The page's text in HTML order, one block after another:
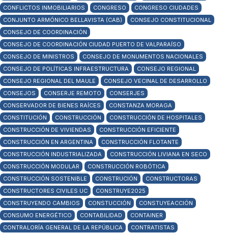
CONFLICTOS INMOBILIARIOS
CONGRESO
CONGRESO CIUDADES
CONJUNTO ARMÓNICO BELLAVISTA (CAB)
CONSEJO CONSTITUCIONAL
CONSEJO DE COORDINACIÓN
CONSEJO DE COORDINACIÓN CIUDAD PUERTO DE VALPARAÍSO
CONSEJO DE MINISTROS
CONSEJO DE MONUMENTOS NACIONALES
CONSEJO DE POLÍTICAS INFRAESTRUCTURA
CONSEJO REGIONAL
CONSEJO REGIONAL DEL MAULE
CONSEJO VECINAL DE DESARROLLO
CONSEJOS
CONSERJE REMOTO
CONSERJES
CONSERVADOR DE BIENES RAÍCES
CONSTANZA MORAGA
CONSTITUCIÓN
CONSTRUCCIÓN
CONSTRUCCIÓN DE HOSPITALES
CONSTRUCCIÓN DE VIVIENDAS
CONSTRUCCIÓN EFICIENTE
CONSTRUCCIÓN EN ARGENTINA
CONSTRUCCIÓN FLOTANTE
CONSTRUCCIÓN INDUSTRIALIZADA
CONSTRUCCIÓN LIVIANA EN SECO
CONSTRUCCIÓN MODULAR
CONSTRUCCIÓN ROBÓTICA
CONSTRUCCIÓN SOSTENIBLE
CONSTRUCIÓN
CONSTRUCTORAS
CONSTRUCTORES CIVILES UC
CONSTRUYE2025
CONSTRUYENDO CAMBIOS
CONSTUCCIÓN
CONSTUYEACCIÓN
CONSUMO ENERGÉTICO
CONTABILIDAD
CONTAINER
CONTRALORÍA GENERAL DE LA REPÚBLICA
CONTRATISTAS